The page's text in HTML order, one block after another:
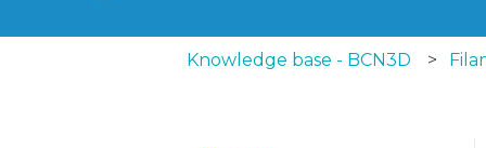
Knowledge base - BCN3D